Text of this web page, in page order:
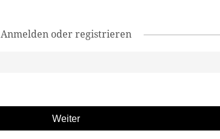
Anmelden oder registrieren